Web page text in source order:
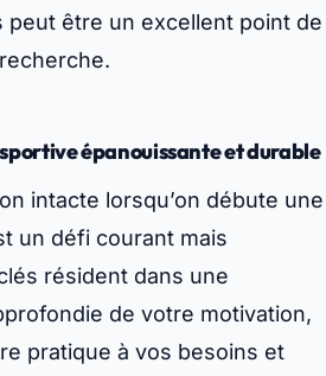
peut être un excellent point de
épanouissante et durable
intacte lorsqu’on débute une
un défi courant mais
résident dans une
de votre motivation,
pratique à vos besoins et